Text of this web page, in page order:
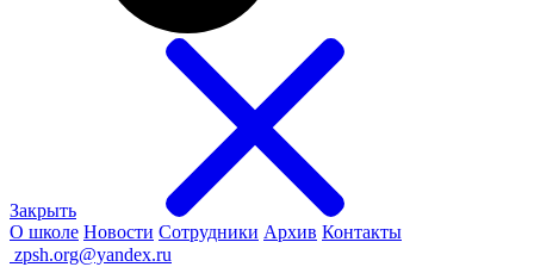
Закрыть
О школе Новости Сотрудники Архив Контакты
zpsh.org@yandex.ru